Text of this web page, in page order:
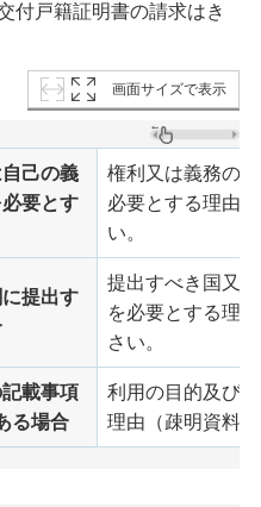
付戸籍証明書の請求はき
画面サイズで表示
己の義
要とす
権利又は義務の
必要とする理由
い。
提出す
提出すべき国又
を必要とする理
さい。
記載事項
る場合
利用の目的及び
理由（疎明資料